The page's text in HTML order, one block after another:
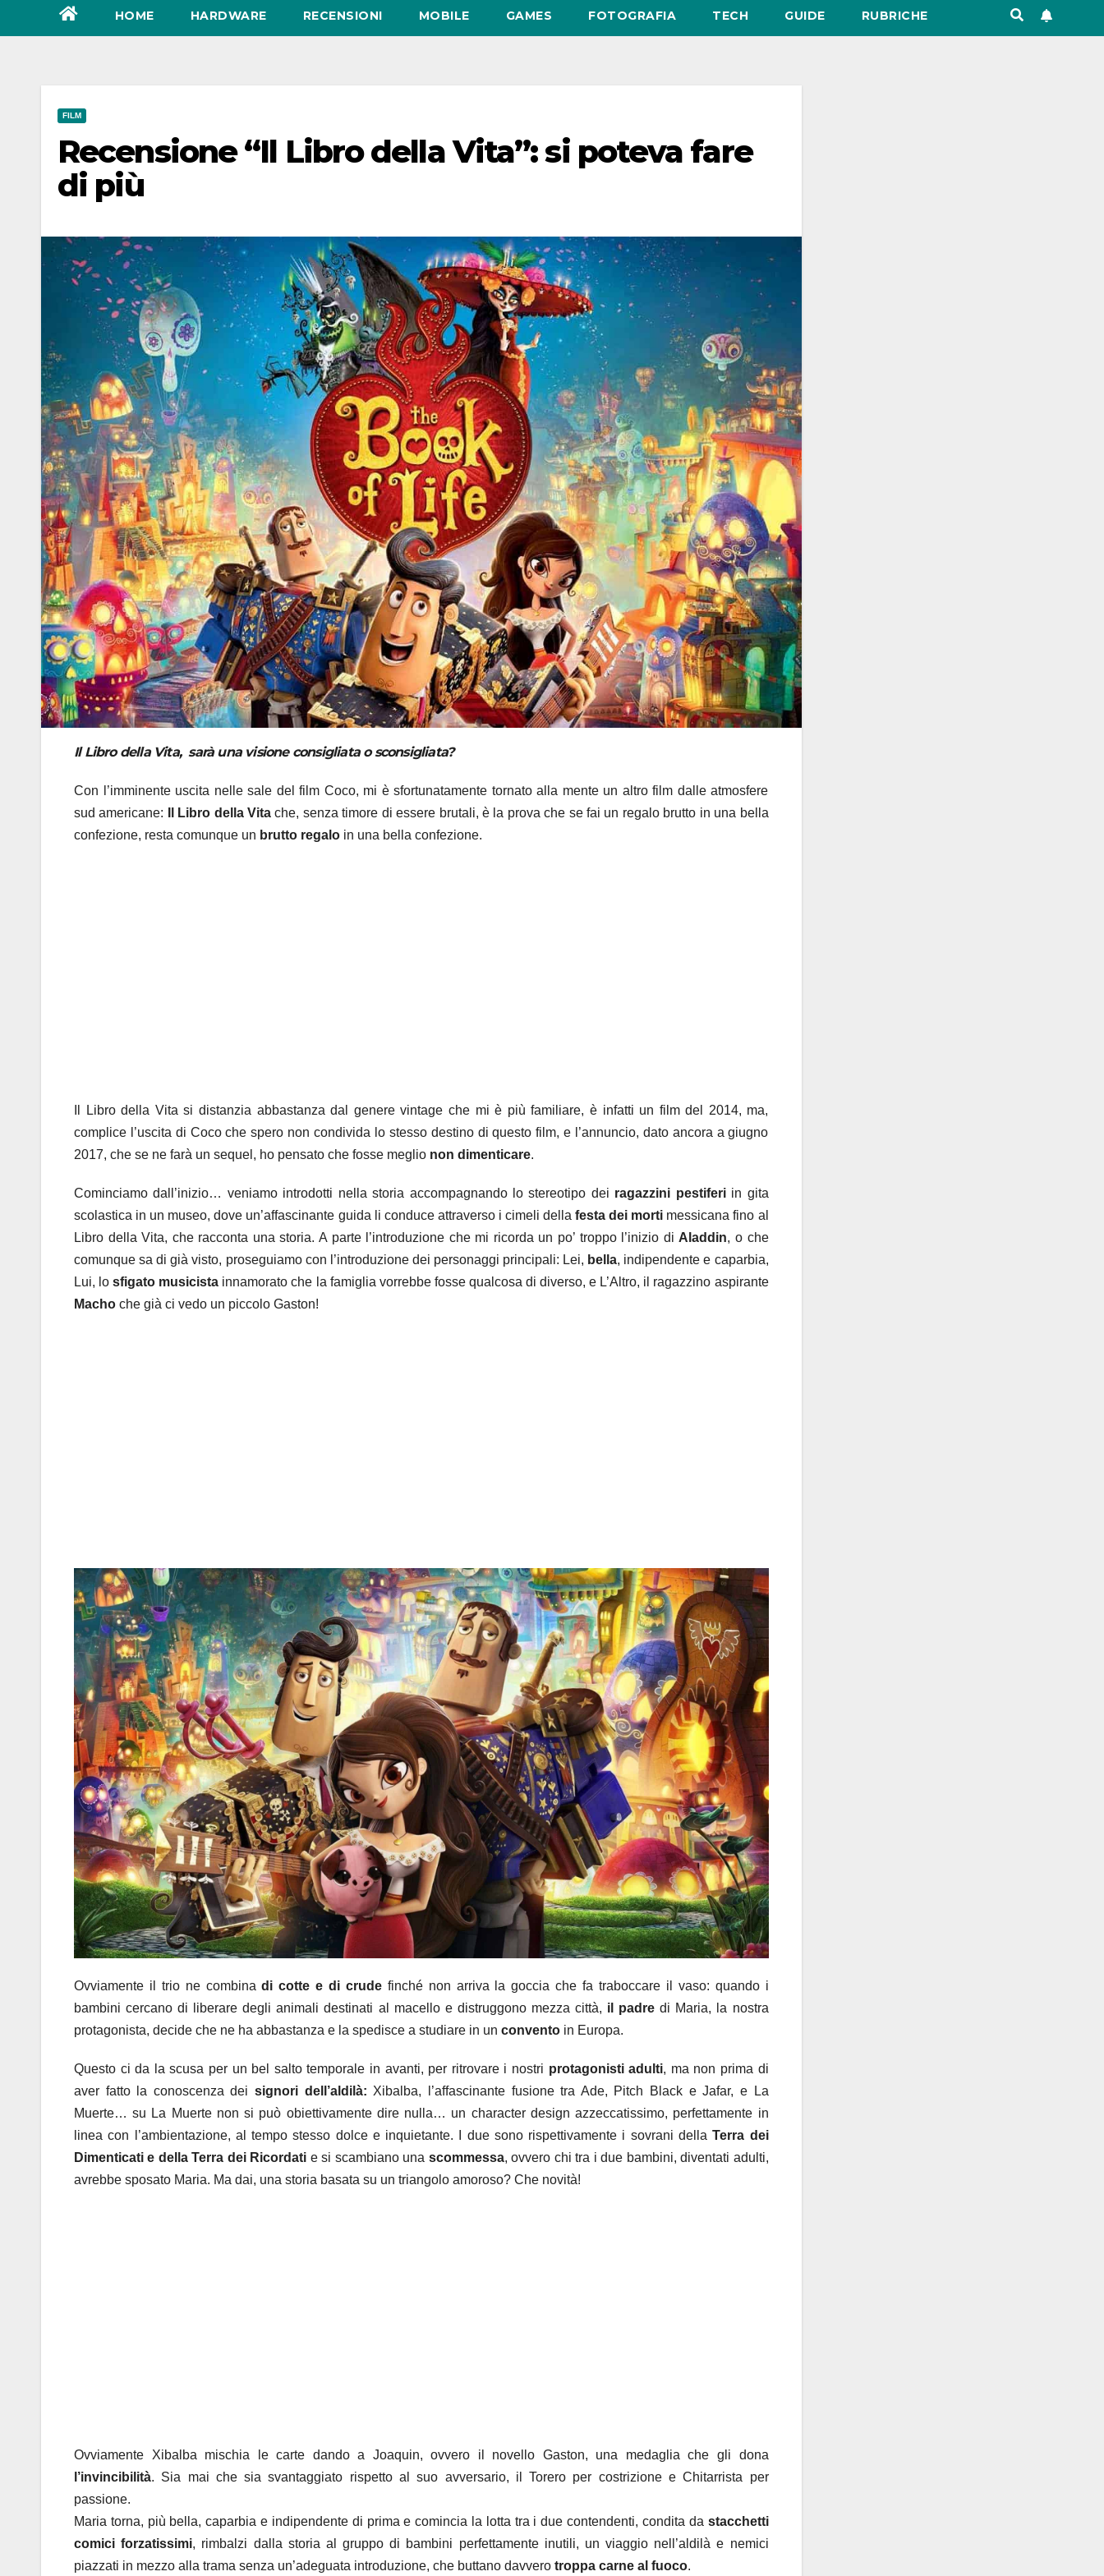
HOME HARDWARE RECENSIONI MOBILE GAMES FOTOGRAFIA TECH GUIDE RUBRICHE
FILM
Recensione “Il Libro della Vita”: si poteva fare
di più
Il Libro della Vita, sarà una visione consigliata o sconsigliata?
Con l’imminente uscita nelle sale del film Coco, mi è sfortunatamente tornato alla mente un altro film dalle atmosfere
sud americane:
Il Libro della Vita che, senza timore di essere brutali, è la prova che se fai un regalo brutto in una bella
confezione, resta comunque un brutto regalo in una bella confezione.
Il Libro della Vita si distanzia abbastanza dal genere vintage che mi è più familiare, è infatti un film del 2014, ma,
complice l’uscita di Coco che spero non condivida lo stesso destino di questo film, e l’annuncio, dato ancora a giugno
2017, che se ne farà un sequel, ho pensato che fosse meglio non dimenticare.
Cominciamo dall’inizio… veniamo introdotti nella storia accompagnando lo stereotipo dei ragazzini pestiferiin gita
scolastica in un museo, dove un’affascinante guida li conduce attraverso i cimeli dellafesta dei morti messicana fino al
Libro della Vita, che racconta una storia. A parte l’introduzione che mi ricorda un po’ troppo l’inizio di Aladdin, o che
comunque sa di già visto, proseguiamo con l’introduzione dei personaggi principali: Lei, bella, indipendente e caparbia,
Lui, losfigato musicista innamorato che la famiglia vorrebbe fosse qualcosa di diverso, e L’Altro, il ragazzino aspirante
Macho che già ci vedo un piccolo Gaston!
Ovviamente il trio ne combinadi cotte e di crudefinché non arriva la goccia che fa traboccare il vaso: quando i
bambini cercano di liberare degli animali destinati al macello e distruggono mezza città, il padre di Maria, la nostra
protagonista, decide che ne ha abbastanza e la spedisce a studiare in un convento in Europa.
Questo ci da la scusa per un bel salto temporale in avanti, per ritrovare i nostri protagonisti adulti, ma non prima di
aver fatto la conoscenza deisignori dell’aldilà: Xibalba, l’affascinante fusione tra Ade, Pitch Black e Jafar, e La
Muerte… su La Muerte non si può obiettivamente dire nulla… un character design azzeccatissimo, perfettamente in
linea con l’ambientazione, al tempo stesso dolce e inquietante. I due sono rispettivamente i sovrani dellaTerra dei
Dimenticati e della Terra dei Ricordati e si scambiano una scommessa, ovvero chi tra i due bambini, diventati adulti,
avrebbe sposato Maria. Ma dai, una storia basata su un triangolo amoroso? Che novità!
Ovviamente Xibalba mischia le carte dando a Joaquin, ovvero il novello Gaston, una medaglia che gli dona
l’invincibilità. Sia mai che sia svantaggiato rispetto al suo avversario, il Torero per costrizione e Chitarrista per
passione.
Maria torna, più bella, caparbia e indipendente di prima e comincia la lotta tra i due contendenti, condita da stacchetti
comici forzatissimi, rimbalzi dalla storia al gruppo di bambini perfettamente inutili, un viaggio nell’aldilà e nemici
piazzati in mezzo alla trama senza un’adeguata introduzione, che buttano davvero troppa carne al fuoco.